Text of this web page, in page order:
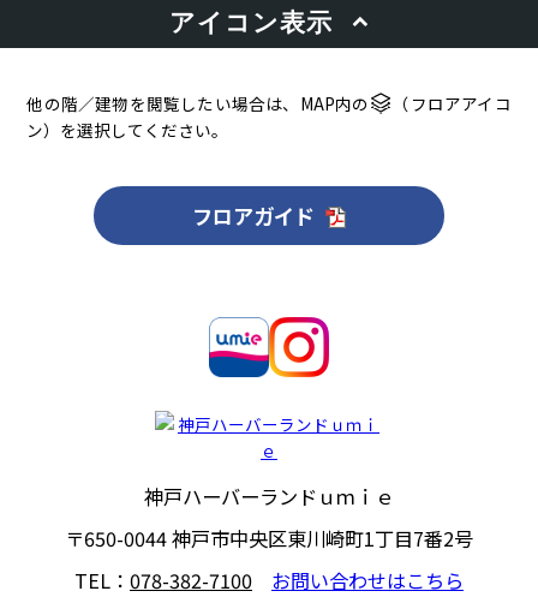
他の階／建物を閲覧したい場合は、MAP内の
（フロアアイコ
ン）を選択してください。
フロアガイド
神戸ハーバーランドｕｍｉｅ
〒650-0044神戸市中央区東川崎町1丁目7番2号
TEL： 078-382-7100
お問い合わせはこちら